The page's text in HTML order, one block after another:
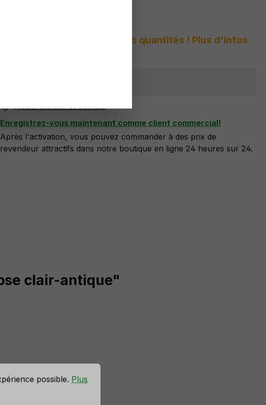
N'ayez pas peur des grandes quantités ! Plus d'infos
Enregistrez-vous maintenant comme client commercial!
Après l'activation, vous pouvez commander à des prix de
revendeur attractifs dans notre boutique en ligne 24 heures sur 24.
clair-antique"
possible. Plus